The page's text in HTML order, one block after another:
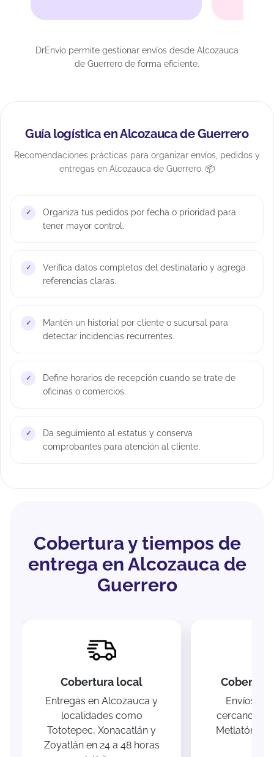
DrEnvío permite gestionar envíos desde Alcozauca
de Guerrero de forma eficiente.
Guía logística en Alcozauca de Guerrero
Recomendaciones prácticas para organizar envíos, pedidos y
entregas en Alcozauca de Guerrero. 📦
Organiza tus pedidos por fecha o prioridad para
tener mayor control.
Verifica datos completos del destinatario y agrega
referencias claras.
Mantén un historial por cliente o sucursal para
detectar incidencias recurrentes.
Define horarios de recepción cuando se trate de
oficinas o comercios.
Da seguimiento al estatus y conserva
comprobantes para atención al cliente.
Cobertura y tiempos de
entrega en Alcozauca de
Guerrero
Cobertura local
Entregas en Alcozauca y
localidades como
Tototepec, Xonacatlán y
Zoyatlán en 24 a 48 horas
Envíos a
cercanos
Metlatónoc